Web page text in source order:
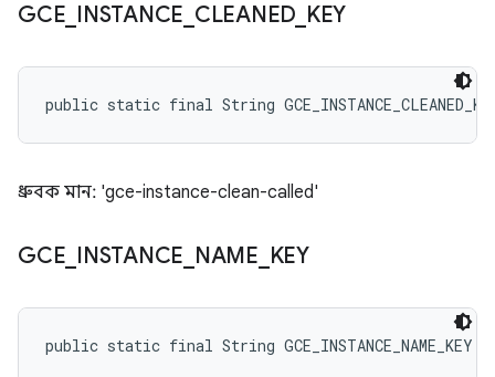
GCE INSTANCE CLEANED KEY
public static final String
ধ্রুবক মান: 'gce-instance-clean-called'
GCE INSTANCE NAME KEY
public static final String GCE_INSTANCE_NAME_KEY